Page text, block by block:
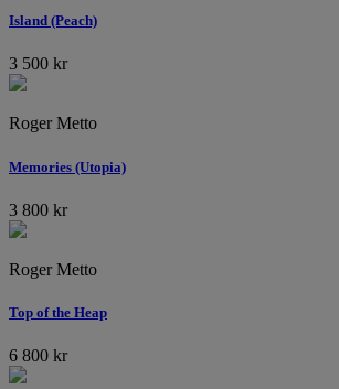
Island (Peach)
3 500 kr
Roger Metto
Memories (Utopia)
3 800 kr
Roger Metto
Top of the Heap
6 800 kr